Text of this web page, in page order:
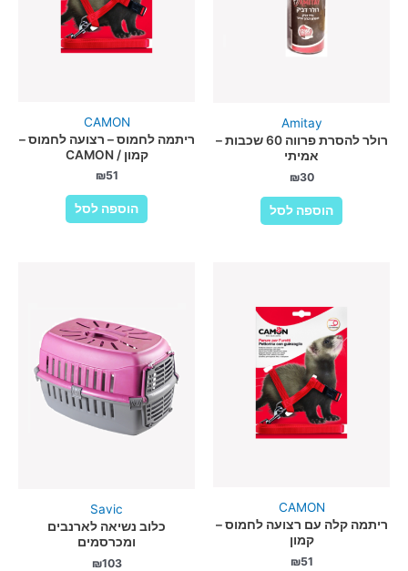
Amitay
רולר להסרת פרווה 60 שכבות –
אמיתי
₪30
הוספה לסל
CAMON
ריתמה לחמוס – רצועה לחמוס –
קמון / CAMON
₪51
הוספה לסל
CAMON
ריתמה קלה עם רצועה לחמוס –
קמון
₪51
Savic
כלוב נשיאה לארנבים
ומכרסמים
₪103